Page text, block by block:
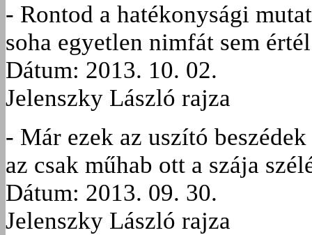
- Rontod a hatékonysági
soha egyetlen nimfát sem
Dátum: 2013. 10. 02.
Jelenszky László rajza
- Már ezek az uszító
az csak műhab ott a szája
Dátum: 2013. 09. 30.
Jelenszky László rajza